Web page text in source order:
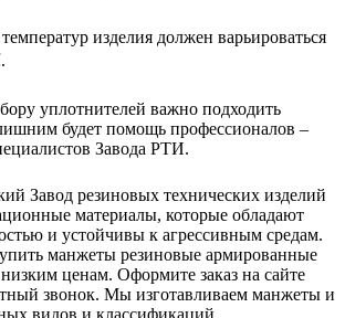
изделия должен варьироваться
уплотнителей важно подходить
будет помощь профессионалов –
Завода РТИ.
Завод резиновых технических изделий
материалы, которые обладают
и устойчивы к агрессивным средам.
манжеты резиновые армированные
ценам. Оформите заказ на сайте
звонок. Мы изготавливаем манжеты и